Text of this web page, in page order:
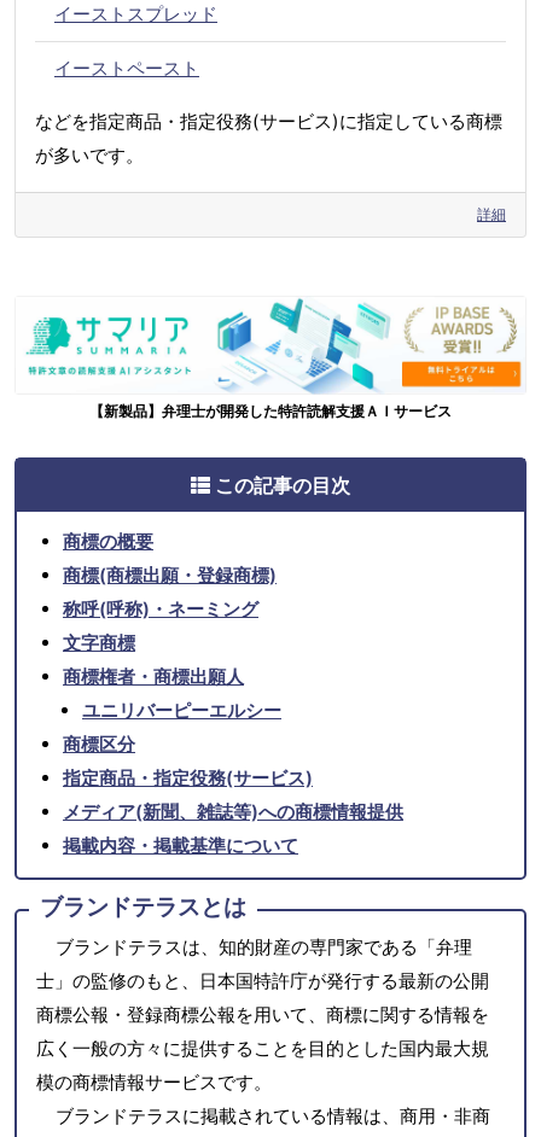
イーストスプレッド
イーストペースト
などを指定商品・指定役務(サービス)に指定している商標
が多いです。
詳細
【新製品】弁理士が開発した特許読解支援ＡＩサービス
この記事の目次
商標の概要
商標(商標出願・登録商標)
称呼(呼称)・ネーミング
文字商標
商標権者・商標出願人
ユニリバーピーエルシー
商標区分
指定商品・指定役務(サービス)
メディア(新聞、雑誌等)への商標情報提供
掲載内容・掲載基準について
ブランドテラスとは
ブランドテラスは、知的財産の専門家である「弁理
士」の監修のもと、日本国特許庁が発行する最新の公開
商標公報・登録商標公報を用いて、商標に関する情報を
広く一般の方々に提供することを目的とした国内最大規
模の商標情報サービスです。
ブランドテラスに掲載されている情報は、商用・非商